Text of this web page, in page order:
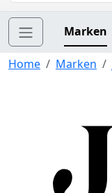
Marken
Home Marken